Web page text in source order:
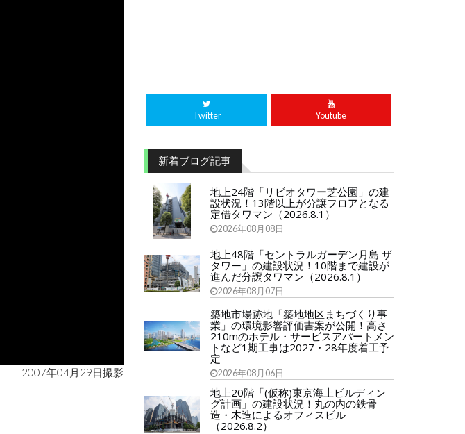
2007年04月29日撮影
Twitter Youtube
新着ブログ記事
地上24階「リビオタワー芝公園」の建
設状況！13階以上が分譲フロアとなる
定借タワマン（2026.8.1）
2026年08月08日
地上48階「セントラルガーデン月島 ザ
タワー」の建設状況！10階まで建設が
進んだ分譲タワマン（2026.8.1）
2026年08月07日
築地市場跡地「築地地区まちづくり事
業」の環境影響評価書案が公開！高さ
210mのホテル・サービスアパートメン
トなど1期工事は2027・28年度着工予
定
2026年08月06日
地上20階「(仮称)東京海上ビルディン
グ計画」の建設状況！丸の内の鉄骨
造・木造によるオフィスビル
（2026.8.2）